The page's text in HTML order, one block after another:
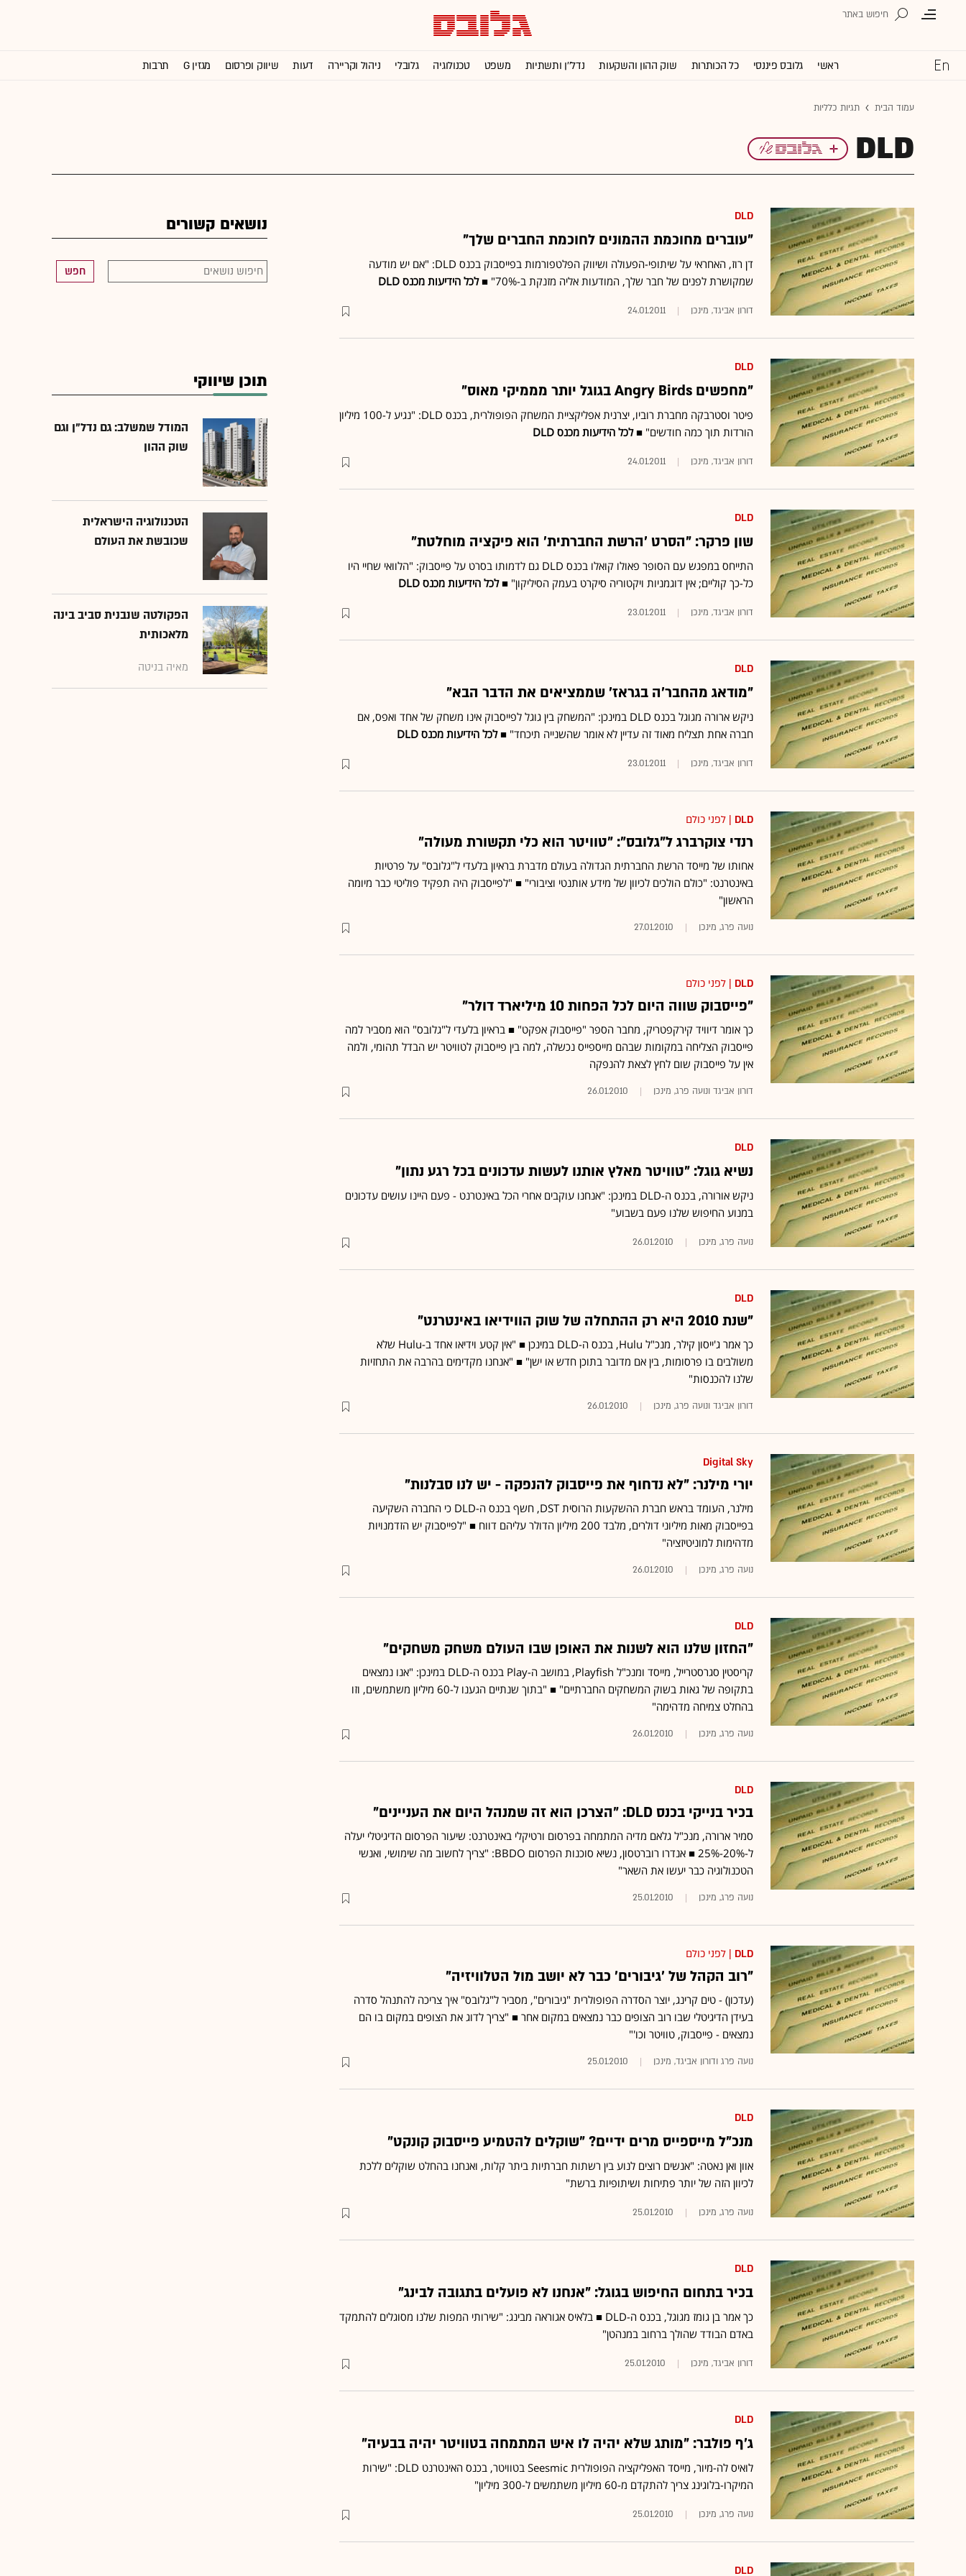
ראשי גלובס פיננסי כל הכותרות שוק ההון והשקעות נדל''ן ותשתיות משפט טכנולוגיה גלובלי ניהול וקריירה דעות שיווק ופרסום מגזין G תרבות
עמוד הבית תגיות כלליות
DLD
DLD
"עוברים מחוכמת ההמונים לחוכמת החברים שלך"
דן רוז, האחראי על שיתופי-הפעולה ושיווק הפלטפורמות בפייסבוק בכנס DLD: "אם יש מודעה
שמקושרת לפנים של חבר שלך, המודעות אליה מזנקת ב-70%" ■
לכל הידיעות מכנס DLD
דורון אביגד, מינכן 24.01.2011
DLD
"מחפשים Angry Birds בגוגל יותר מממיקי מאוס"
פיטר וסטרבקה מחברת רוביו, יצרנית אפליקציית המשחק הפופולרית, בכנס DLD: "נגיע ל-100 מיליון
הורדות תוך כמה חודשים" ■לכל הידיעות מכנס DLD
דורון אביגד, מינכן 24.01.2011
DLD
שון פרקר: "הסרט 'הרשת החברתית' הוא פיקציה מוחלטת"
התייחס במפגש עם הסופר פאולו קואלו בכנס DLD גם לדמותו בסרט על פייסבוק: "הלוואי שחיי היו
כל-כך קוליים; אין דוגמניות ויקטוריה סיקרט בעמק הסיליקון" ■לכל הידיעות מכנס DLD
דורון אביגד, מינכן 23.01.2011
DLD
"מודאג מהחבר'ה בגראז' שממציאים את הדבר הבא"
ניקש ארורה מגוגל בכנס DLD במינכן: "המשחק בין גוגל לפייסבוק אינו משחק של אחד ואפס, אם
חברה אחת תצליח מאוד זה עדיין לא אומר שהשנייה תיכחד" ■לכל הידיעות מכנס DLD
דורון אביגד, מינכן 23.01.2011
DLD | לפני כולם
רנדי צוקרברג ל"גלובס": "טוויטר הוא כלי תקשורת מעולה"
אחותו של מייסד הרשת החברתית הגדולה בעולם מדברת בראיון בלעדי ל"גלובס" על פרטיות
באינטרנט: "כולם הולכים לכיוון של מידע אותנטי וציבורי" ■ "לפייסבוק היה תפקיד פוליטי כבר מיומה
הראשון"
נועה פרג, מינכן 27.01.2010
DLD | לפני כולם
"פייסבוק שווה היום לכל הפחות 10 מיליארד דולר"
כך אומר דיוויד קירקפטריק, מחבר הספר "פייסבוק אפקט" ■ בראיון בלעדי ל"גלובס" הוא מסביר למה
פייסבוק הצליחה במקומות שבהם מייספייס נכשלה, למה בין פייסבוק לטוויטר יש הבדל תהומי, ולמה
אין על פייסבוק שום לחץ לצאת להנפקה
דורון אביגד ונועה פרג, מינכן 26.01.2010
DLD
נשיא גוגל: "טוויטר מאלץ אותנו לעשות עדכונים בכל רגע נתון"
ניקש אורורה, בכנס ה-DLD במינכן: "אנחנו עוקבים אחרי הכל באינטרנט - פעם היינו עושים עדכונים
במנוע החיפוש שלנו פעם בשבוע"
נועה פרג, מינכן 26.01.2010
DLD
"שנת 2010 היא רק ההתחלה של שוק הווידיאו באינטרנט"
כך אמר ג'ייסון קילר, מנכ"ל Hulu, בכנס ה-DLD במינכן ■ "אין קטע וידיאו אחד ב-Hulu שלא
משולבים בו פרסומות, בין אם מדובר בתוכן חדש או ישן" ■ "אנחנו מקדימים בהרבה את התחזיות
שלנו להכנסות"
דורון אביגד ונועה פרג, מינכן 26.01.2010
Digital Sky
יורי מילנר: "לא נדחוף את פייסבוק להנפקה - יש לנו סבלנות"
מילנר, העומד בראש חברת ההשקעות הרוסית DST, חשף בכנס ה-DLD כי החברה השקיעה
בפייסבוק מאות מיליוני דולרים, מלבד 200 מיליון הדולר עליהם דווח ■ "לפייסבוק יש הזדמנויות
מדהימות למוניטיזציה"
נועה פרג, מינכן 26.01.2010
DLD
"החזון שלנו הוא לשנות את האופן שבו העולם משחק משחקים"
קריסטין סגרסטרייל, מייסד ומנכ"ל Playfish, במושב ה-Play בכנס ה-DLD במינכן: "אנו נמצאים
בתקופה של גאות בשוק המשחקים החברתיים" ■ "בתוך שנתיים הגענו ל-60 מיליון משתמשים, וזו
בהחלט צמיחה מדהימה"
נועה פרג, מינכן 26.01.2010
DLD
בכיר בנייקי בכנס DLD: "הצרכן הוא זה שמנהל היום את העניינים"
סמיר ארורה, מנכ"ל גלאם מדיה המתמחה בפרסום ורטיקלי באינטרנט: שיעור הפרסום הדיגיטלי יעלה
ל-20%-25% ■ אנדרו רוברטסון, נשיא סוכנות הפרסום BBDO: "צריך לחשוב מה שימושי, ואנשי
הטכנולוגיה כבר יעשו את השאר"
נועה פרג, מינכן 25.01.2010
DLD | לפני כולם
"רוב הקהל של 'גיבורים' כבר לא יושב מול הטלוויזיה"
(עדכון) - טים קרינג, יוצר הסדרה הפופולרית "גיבורים", מסביר ל"גלובס" איך צריכה להתנהל סדרה
בעידן הדיגיטלי שבו רוב הצופים כבר נמצאים במקום אחר ■ "צריך לדוג את הצופים במקום בו הם
נמצאים - פייסבוק, טוויטר וכו'"
נועה פרג ודורון אביגד, מינכן 25.01.2010
DLD
מנכ"ל מייספייס מרים ידיים? "שוקלים להטמיע פייסבוק קונקט"
אוון ואן נאטה: "אנשים רוצים לנוע בין רשתות חברתיות ביתר קלות, ואנחנו בהחלט שוקלים ללכת
לכיוון הזה של יותר פתיחות ושיתופיות ברשת"
נועה פרג, מינכן 25.01.2010
DLD
בכיר בתחום החיפוש בגוגל: "אנחנו לא פועלים בתגובה לבינג"
כך אמר בן גומז מגוגל, בכנס ה-DLD ■ בלאיס אגוראה מבינג: "שירותי המפות שלנו מסוגלים להתמקד
באדם הבודד שהולך ברחוב במנהטן"
דורון אביגד, מינכן 25.01.2010
DLD
ג'ף פולבר: "מותג שלא יהיה לו איש המתמחה בטוויטר יהיה בבעיה"
לואיס לה-מיור, מייסד האפליקציה הפופולרית Seesmic בטוויטר, בכנס האינטרנט DLD: "שירות
המיקרו-בלוגינג צריך להתקדם מ-60 מיליון משתמשים ל-300 מיליון"
נועה פרג, מינכן 25.01.2010
DLD
נושאים קשורים
חפש
תוכן שיווקי
המודל שמשלב: גם נדל"ן וגם
שוק ההון
הטכנולוגיה הישראלית
שכובשת את העולם
הפקולטה שנבנית סביב בינה
מלאכותית
מאיה בניטה